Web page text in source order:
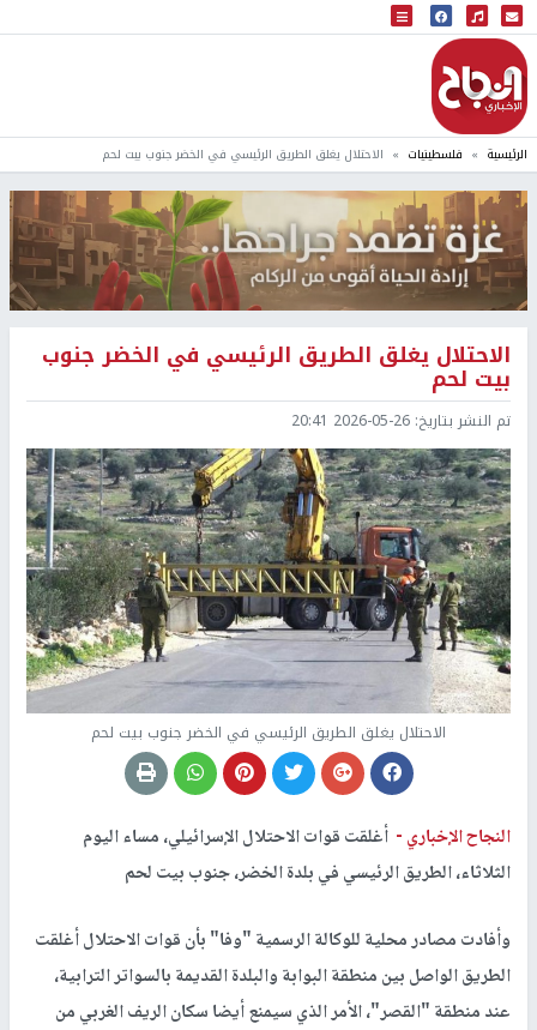
البث المباشر
إذاعة النجاح
الرئيسية فلسطينيات الاحتلال يغلق الطريق الرئيسي في الخضر جنوب بيت لحم
الاحتلال يغلق الطريق الرئيسي في الخضر جنوب
بيت لحم
تم النشر بتاريخ: 2026-05-26 20:41
الاحتلال يغلق الطريق الرئيسي في الخضر جنوب بيت لحم
النجاح الإخباري - أغلقت قوات الاحتلال الإسرائيلي، مساء اليوم
الثلاثاء، الطريق الرئيسي في بلدة الخضر، جنوب بيت لحم
وأفادت مصادر محلية للوكالة الرسمية "وفا" بأن قوات الاحتلال أغلقت
الطريق الواصل بين منطقة البوابة والبلدة القديمة بالسواتر الترابية،
عند منطقة "القصر"، الأمر الذي سيمنع أيضا سكان الريف الغربي من